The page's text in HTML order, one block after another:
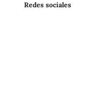
Redes sociales